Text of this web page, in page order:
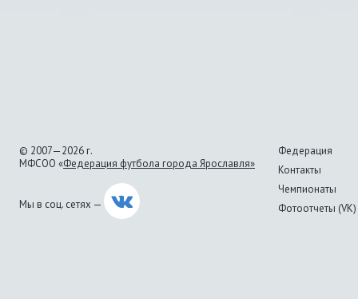
© 2007—2026 г.
МФСОО «Федерация футбола города Ярославля»
Мы в соц. сетях —
Федерация
Контакты
Чемпионаты
Фотоотчеты (VK)